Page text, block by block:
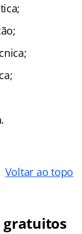
Voltar ao topo
gratuitos